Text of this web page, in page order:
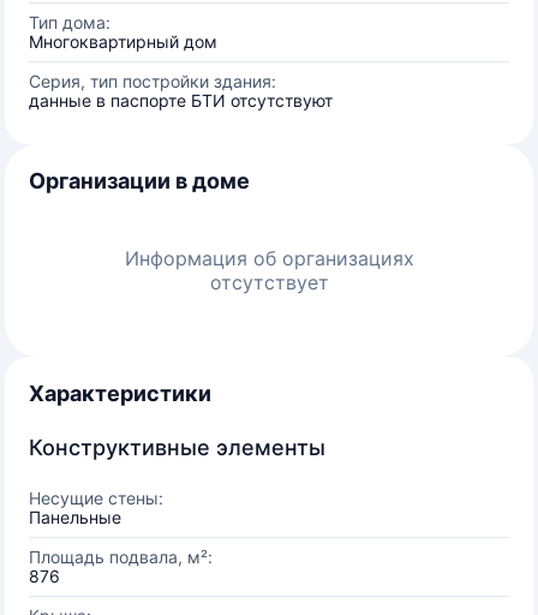
Тип дома:
Многоквартирный дом
Серия, тип постройки здания:
данные в паспорте БТИ отсутствуют
Организации в доме
Информация об организациях
отсутствует
Характеристики
Конструктивные элементы
Несущие стены:
Панельные
Площадь подвала, м²:
876